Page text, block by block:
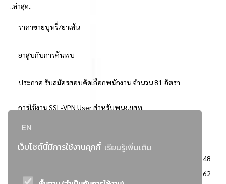
EN
เว็บไซต์นี้มีการใช้งานคุกกี้ เรียนรู้เพิ่มเติม
..ล่าสุด..
ราคาขายบุหรี่/ยาเส้น
ยาสูบกับการค้นพบ
ประกาศ รับสมัครสอบคัดเลือกพนักงาน จำนวน 81 อัตรา
การใช้งาน SSL-VPN User สำหรับพนง.ยสท.
..ยอดนิยม..
3248
2362